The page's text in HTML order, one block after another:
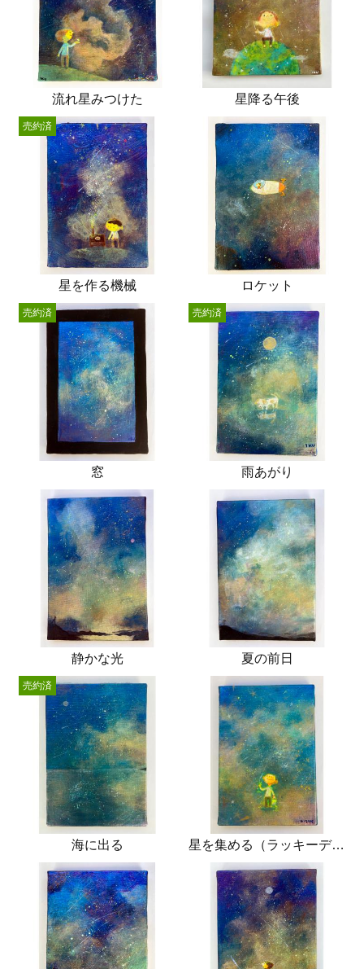
流れ星みつけた 星降る午後
星を作る機械
売約済
ロケット
窓
売約済
雨あがり
売約済
静かな光 夏の前日
海に出る
売約済
星を集める（ラッキーデイ）